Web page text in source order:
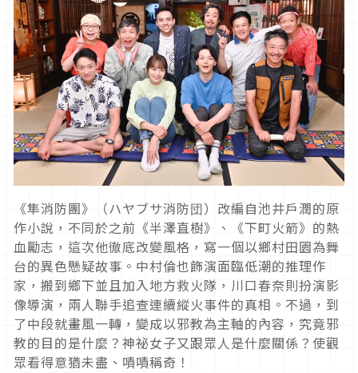
《隼消防團》（ハヤブサ消防団）改編自池井戶潤的原
作小說，不同於之前《半澤直樹》、《下町火箭》的熱
血勵志，這次他徹底改變風格，寫一個以鄉村田園為舞
台的異色懸疑故事。中村倫也飾演面臨低潮的推理作
家，搬到鄉下並且加入地方救火隊，川口春奈則扮演影
像導演，兩人聯手追查連續縱火事件的真相。不過，到
了中段就畫風一轉，變成以邪教為主軸的內容，究竟邪
教的目的是什麼？神祕女子又跟眾人是什麼關係？使觀
眾看得意猶未盡、嘖嘖稱奇！